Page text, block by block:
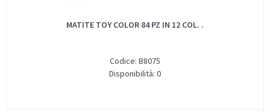
MATITE TOY COLOR 84 PZ IN 12 COL. .
Codice: B8075
Disponibilità: 0